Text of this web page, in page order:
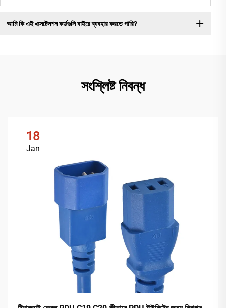
আমি কি এই এক্সটেনশন কর্ডগুলি বাইরে ব্যবহার করতে পারি?
সংশ্লিষ্ট নিবন্ধ
18
Jan